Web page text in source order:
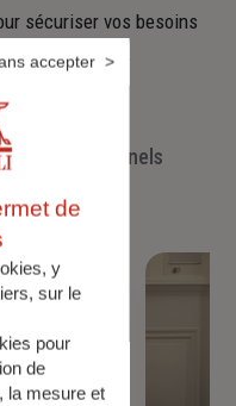
sécuriser vos besoins
de demain.
professionnels
de
y
sur le
pour
de
la mesure et
accepter